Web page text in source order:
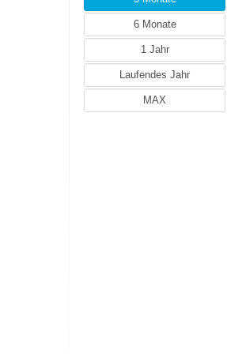
NZD (Neuseeland-Dollar)
ZAR (Südafrikanischer Rand)
PLN (Polnischer Złoty)
MYR (Malaysischer Ringgit)
NOK (Norwegische Krone)